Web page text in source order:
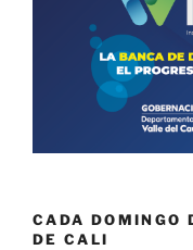
CADA DOMINGO
DE CALI